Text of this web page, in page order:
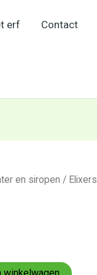
erf Contact
en siropen / Elixers